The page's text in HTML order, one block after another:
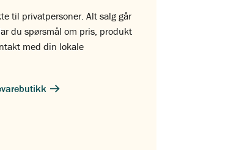
til privatpersoner. Alt salg går
du spørsmål om pris, produkt
med din lokale